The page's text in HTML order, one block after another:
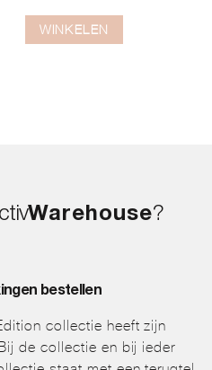
WINKELEN
Warehouse?
bestellen
collectie heeft zijn
de collectie en bij ieder